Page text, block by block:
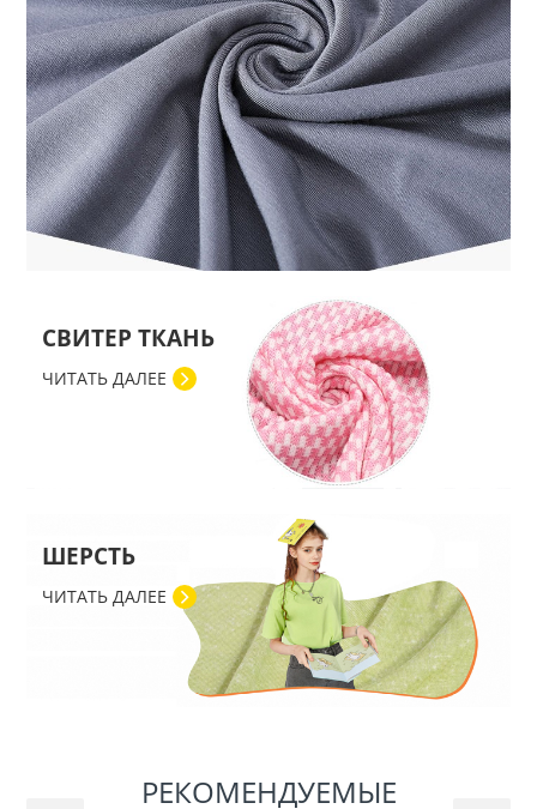
СВИТЕР ТКАНЬ
ЧИТАТЬ ДАЛЕЕ
ШЕРСТЬ
ЧИТАТЬ ДАЛЕЕ
РЕКОМЕНДУЕМЫЕ